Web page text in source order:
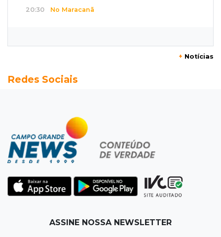
20:30 No Maracanã
Seleções em MS têm salários de até R$ 8,2 mil;
Jardim Itatiaia
Vigia é amarrado durante roubo de carro e
dois caminhões em pátio
Corinthians vence Bragantino por 2 a 0 e sobe
para 7º no Brasileirão
Na Vila Belmiro
+ Notícias
Redes Sociais
ASSINE NOSSA NEWSLETTER